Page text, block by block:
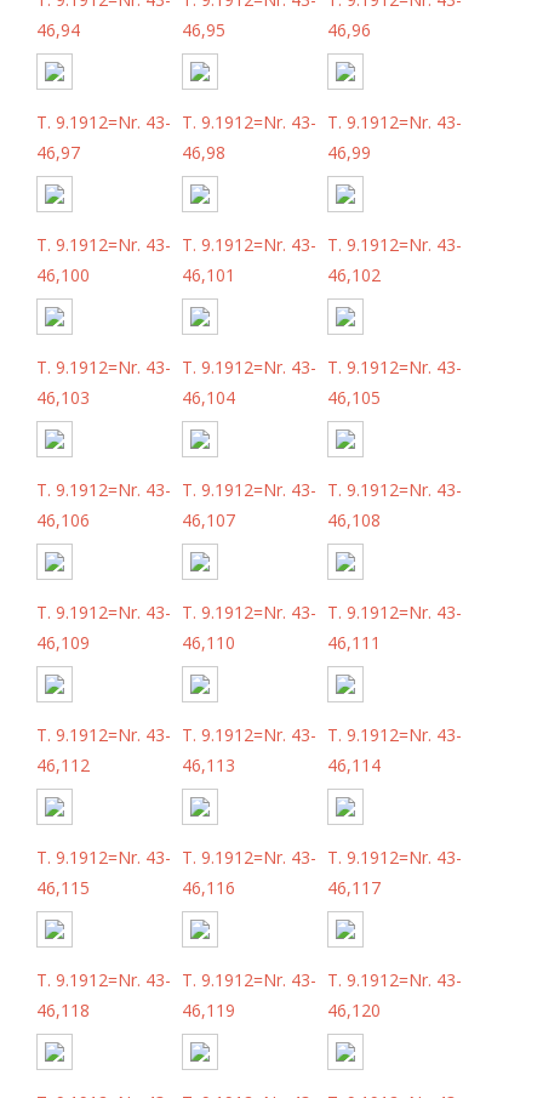
46,94
46,95
46,96
T. 9.1912=Nr. 43-
46,97
T. 9.1912=Nr. 43-
46,98
T. 9.1912=Nr. 43-
46,99
T. 9.1912=Nr. 43-
46,100
T. 9.1912=Nr. 43-
46,101
T. 9.1912=Nr. 43-
46,102
T. 9.1912=Nr. 43-
46,103
T. 9.1912=Nr. 43-
46,104
T. 9.1912=Nr. 43-
46,105
T. 9.1912=Nr. 43-
46,106
T. 9.1912=Nr. 43-
46,107
T. 9.1912=Nr. 43-
46,108
T. 9.1912=Nr. 43-
46,109
T. 9.1912=Nr. 43-
46,110
T. 9.1912=Nr. 43-
46,111
T. 9.1912=Nr. 43-
46,112
T. 9.1912=Nr. 43-
46,113
T. 9.1912=Nr. 43-
46,114
T. 9.1912=Nr. 43-
46,115
T. 9.1912=Nr. 43-
46,116
T. 9.1912=Nr. 43-
46,117
T. 9.1912=Nr. 43-
46,118
T. 9.1912=Nr. 43-
46,119
T. 9.1912=Nr. 43-
46,120